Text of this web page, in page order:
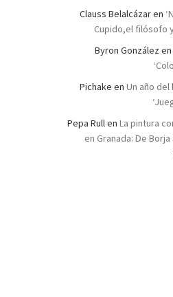
Clauss Belalcázaren
Cupido,el filósofo
Byron González en
Pichake en Un año del
Pepa Rullen La pintura
en Granada: De